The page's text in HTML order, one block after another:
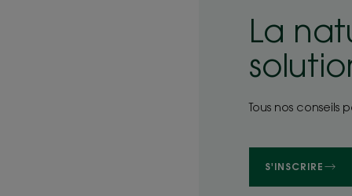
La
Tous nos conseils
S'INSCRIRE